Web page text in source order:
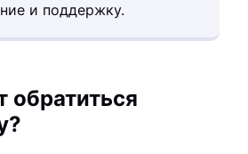
и поддержку.
обратиться